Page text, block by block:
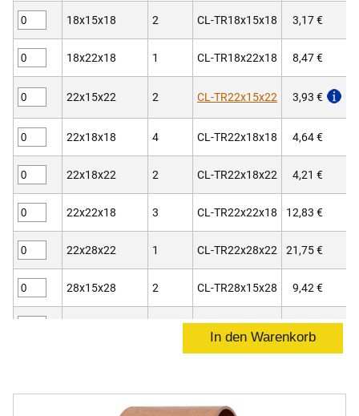
18x15x18 2 CL-TR18x15x18 3,17 €
18x22x18 1 CL-TR18x22x18 8,47 €
22x15x22 2 CL-TR22x15x22 3,93 €
22x18x18 4 CL-TR22x18x18 4,64 €
22x18x22 2 CL-TR22x18x22 4,21 €
22x22x18 3 CL-TR22x22x18 12,83 €
22x28x22 1 CL-TR22x28x22 21,75 €
28x15x28 2 CL-TR28x15x28 9,42 €
CL-TR28x18x18 16,28 €